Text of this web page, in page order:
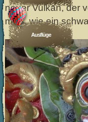
Ausflüge
neuer Vulkan, der
muß, wie ein